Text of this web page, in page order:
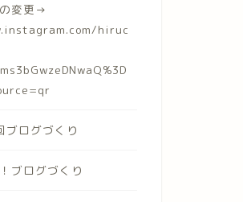
変更→
hiruc
ブログづくり
ブログづくり